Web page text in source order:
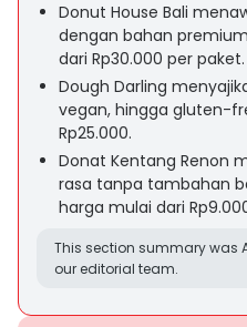
Donut House Bali
dengan bahan
dari Rp30.000 per paket.
Dough Darling
vegan, hingga gluten-
Rp25.000.
Donat Kentang Renon
rasa tanpa tambahan
harga mulai dari
This section summary was
our editorial team.